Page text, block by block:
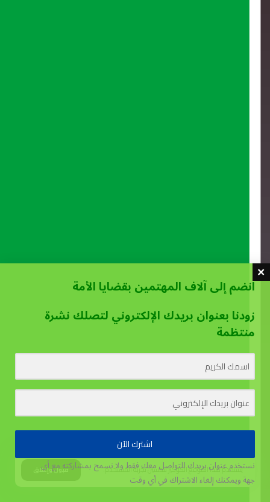
يستخدم هذا الموقع الكوكيز لتحسين تجربة المستخدم. قبول وإغلاق
انضم إلى آلاف المهتمين بقضايا الأمة
زودنا بعنوان بريدك الإلكتروني لتصلك نشرة
منتظمة
اشترك الآن
نستخدم عنوان بريدك للتواصل معك فقط ولا نسمح بمشاركته مع أي
جهةويمكنك إلغاء الاشتراك في أي وقت